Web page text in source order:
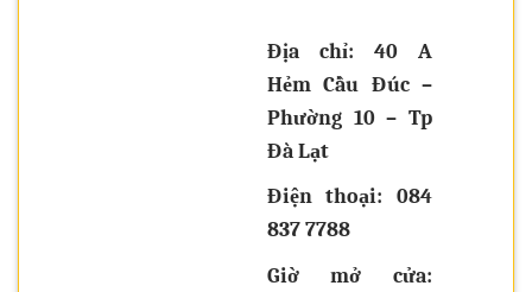
Địa chỉ: 40 A
Hẻm Cầu Đúc –
Phường 10 – Tp
Đà Lạt
Điện thoại: 084
837 7788
Giờ mở cửa: